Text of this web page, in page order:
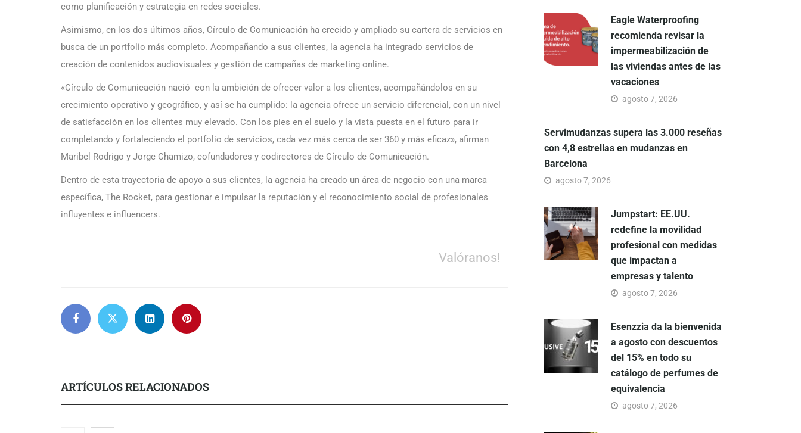
como planificación y estrategia en redes sociales.
Asimismo, en los dos últimos años, Círculo de Comunicación ha crecido y ampliado su cartera de servicios en
busca de un portfolio más completo. Acompañando a sus clientes, la agencia ha integrado servicios de
creación de contenidos audiovisuales y gestión de campañas de marketing online.
«Círculo de Comunicación nació con la ambición de ofrecer valor a los clientes, acompañándolos en su
crecimiento operativo y geográfico, y así se ha cumplido: la agencia ofrece un servicio diferencial, con un nivel
de satisfacción en los clientes muy elevado. Con los pies en el suelo y la vista puesta en el futuro para ir
completando y fortaleciendo el portfolio de servicios, cada vez más cerca de ser 360 y más eficaz», afirman
Maribel Rodrigo y Jorge Chamizo, cofundadores y codirectores de Círculo de Comunicación.
Dentro de esta trayectoria de apoyo a sus clientes, la agencia ha creado un área de negocio con una marca
específica, The Rocket, para gestionar e impulsar la reputación y el reconocimiento social de profesionales
influyentes e influencers.
Valóranos!
ARTÍCULOS RELACIONADOS
Eagle Waterproofing
recomienda revisar la
impermeabilización de
las viviendas antes de las
vacaciones
agosto 7, 2026
Servimudanzas supera las 3.000 reseñas
con 4,8 estrellas en mudanzas en
Barcelona
agosto 7, 2026
Jumpstart: EE.UU.
redefine la movilidad
profesional con medidas
que impactan a
empresas y talento
agosto 7, 2026
Esenzzia da la bienvenida
a agosto con descuentos
del 15% en todo su
catálogo de perfumes de
equivalencia
agosto 7, 2026